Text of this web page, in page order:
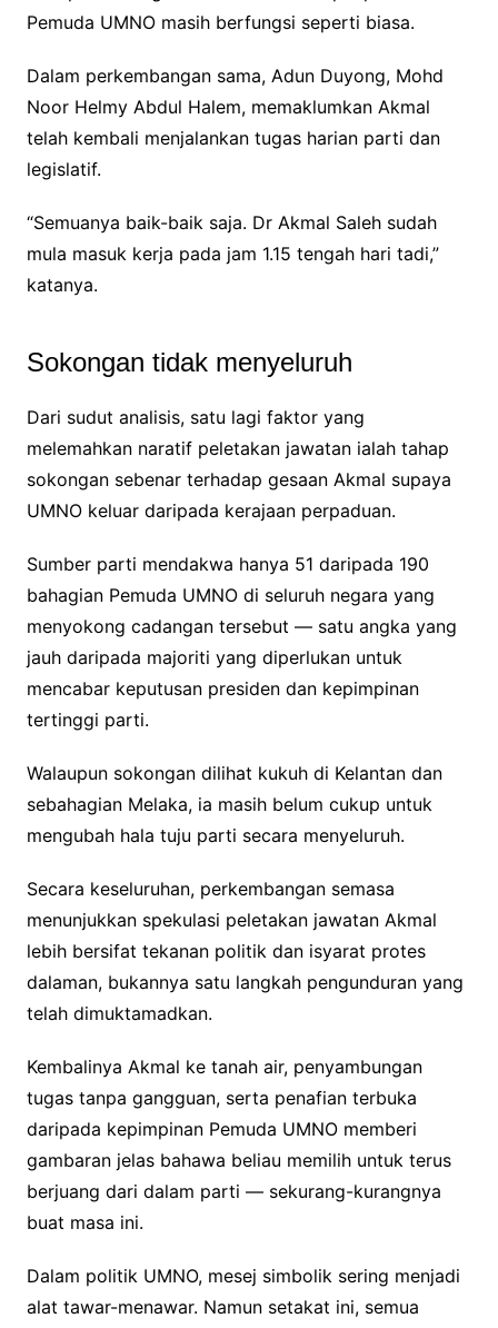
Pemuda UMNO masih berfungsi seperti biasa.
Dalam perkembangan sama, Adun Duyong, Mohd
Noor Helmy Abdul Halem, memaklumkan Akmal
telah kembali menjalankan tugas harian parti dan
legislatif.
“Semuanya baik-baik saja. Dr Akmal Saleh sudah
mula masuk kerja pada jam 1.15 tengah hari tadi,”
katanya.
Sokongan tidak menyeluruh
Dari sudut analisis, satu lagi faktor yang
melemahkan naratif peletakan jawatan ialah tahap
sokongan sebenar terhadap gesaan Akmal supaya
UMNO keluar daripada kerajaan perpaduan.
Sumber parti mendakwa hanya 51 daripada 190
bahagian Pemuda UMNO di seluruh negara yang
menyokong cadangan tersebut — satu angka yang
jauh daripada majoriti yang diperlukan untuk
mencabar keputusan presiden dan kepimpinan
tertinggi parti.
Walaupun sokongan dilihat kukuh di Kelantan dan
sebahagian Melaka, ia masih belum cukup untuk
mengubah hala tuju parti secara menyeluruh.
Secara keseluruhan, perkembangan semasa
menunjukkan spekulasi peletakan jawatan Akmal
lebih bersifat tekanan politik dan isyarat protes
dalaman, bukannya satu langkah pengunduran yang
telah dimuktamadkan.
Kembalinya Akmal ke tanah air, penyambungan
tugas tanpa gangguan, serta penafian terbuka
daripada kepimpinan Pemuda UMNO memberi
gambaran jelas bahawa beliau memilih untuk terus
berjuang dari dalam parti — sekurang-kurangnya
buat masa ini.
Dalam politik UMNO, mesej simbolik sering menjadi
alat tawar-menawar. Namun setakat ini, semua